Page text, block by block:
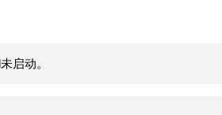
启动。